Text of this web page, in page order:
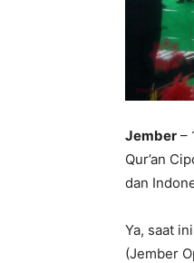
Jember –
Qur’an
dan
Ya, saat
(Jember